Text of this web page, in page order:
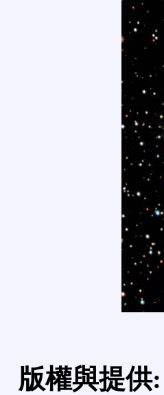
版權與提供: